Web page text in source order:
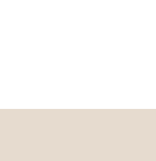
kan